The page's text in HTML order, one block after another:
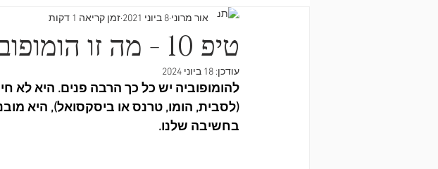
פוסט טראומה ופוסט טראומה מורכבת שינוי מגדרי
טיפ 10 - מה זו הומופוביה ואיך נלחמים בה
אור מרוני 8 ביוני 2021 זמן קריאה 1 דקות
עודכן: 18 ביוני 2024
להומופוביה יש כל כך הרבה פנים. היא לא
(לסבית, הומו, טרנס או ביסקסואל), היא
בחשיבה שלנו.